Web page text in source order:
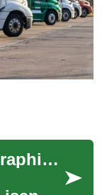
Teknolohiya ng Holographic Telecommunication: Ang Hinaharap ng Virtual na Pakikipag-usap